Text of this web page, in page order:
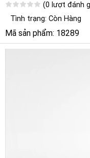
(0 lượt đánh
Tình trạng: Còn Hàng
Mã sản phẩm: 18289